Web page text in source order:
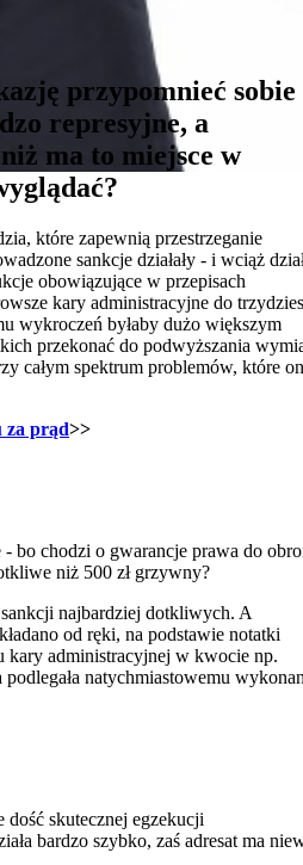
przypomnieć sobie
represyjne, a
ma to miejsce w
które zapewnią przestrzeganie
sankcje działały - i wciąż
obowiązujące w przepisach
kary administracyjne do
wykroczeń byłaby dużo większym
przekonać do podwyższania
całym spektrum problemów, które
za prąd>>
bo chodzi o gwarancje prawa do
niż 500 zł grzywny?
najbardziej dotkliwych. A
od ręki, na podstawie notatki
kary administracyjnej w kwocie np.
natychmiastowemu
dość skutecznej egzekucji
bardzo szybko, zaś adresat ma